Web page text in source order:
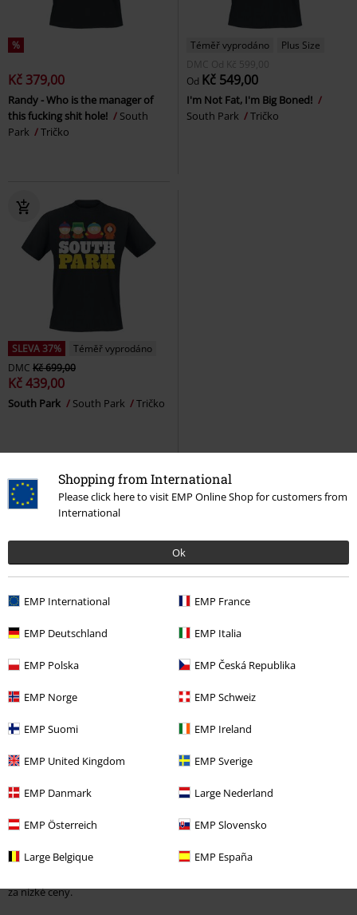
Shopping from International
Please click here to visit EMP Online Shop for customers from
International
Ok
EMP International EMP France
EMP Deutschland EMP Italia
EMP Polska EMP Česká Republika
EMP Norge EMP Schweiz
EMP Suomi EMP Ireland
EMP United Kingdom EMP Sverige
EMP Danmark Large Nederland
EMP Österreich EMP Slovensko
Large Belgique EMP España
%
Kč 379,00
Randy - Who is the manager of
this fucking shit hole!
South
Park
Tričko
Téměř vyprodáno
Plus Size
DMC Od Kč 599,00
Od Kč 549,00
I'm Not Fat, I'm Big Boned!
South Park
Tričko
SLEVA 37%
Téměř vyprodáno
DMC Kč 699,00
Kč 439,00
South Park South Park Tričko
"Jdu se podívat do South Parku, je tam fakt horko..." - Nemáte čas na
South Parku, vše o Stanovi, Kylovi, Erikovi, Kennym, Buttersovi ... aha, vy
skvělého fanouškovského merchandise z humorného seriálu, který se
hrdinové, no, doslova, protože Mýval a Mysterion nejsou nikdy daleko.
přátel!".
Merchandise ze South Parku do vaší sbírky
Příběhy ze South Parku se na televizních obrazovkách míhají už od roku
tvůrců není v bezpečí žádná politická událost ani žádná celebrita. Ve
Parku rády zabloudí nebo se připojí k dobrodružstvím Stana, Kyla, Erica
válek přes Hru o trůny a Středozem až po Narnii. V našem internetovém
za nízké ceny.